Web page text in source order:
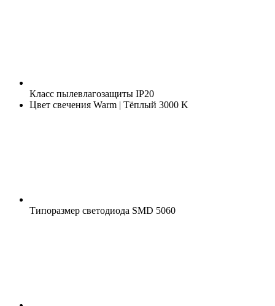
Класс пылевлагозащиты IP20
Цвет свечения Warm | Тёплый 3000 K
Типоразмер светодиода SMD 5060